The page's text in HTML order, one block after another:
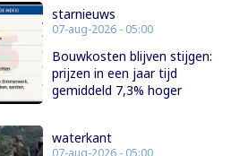
starnieuws
07-aug-2026 - 05:00
Bouwkosten blijven stijgen:
prijzen in een jaar tijd
gemiddeld 7,3% hoger
waterkant
07-aug-2026 - 05:00